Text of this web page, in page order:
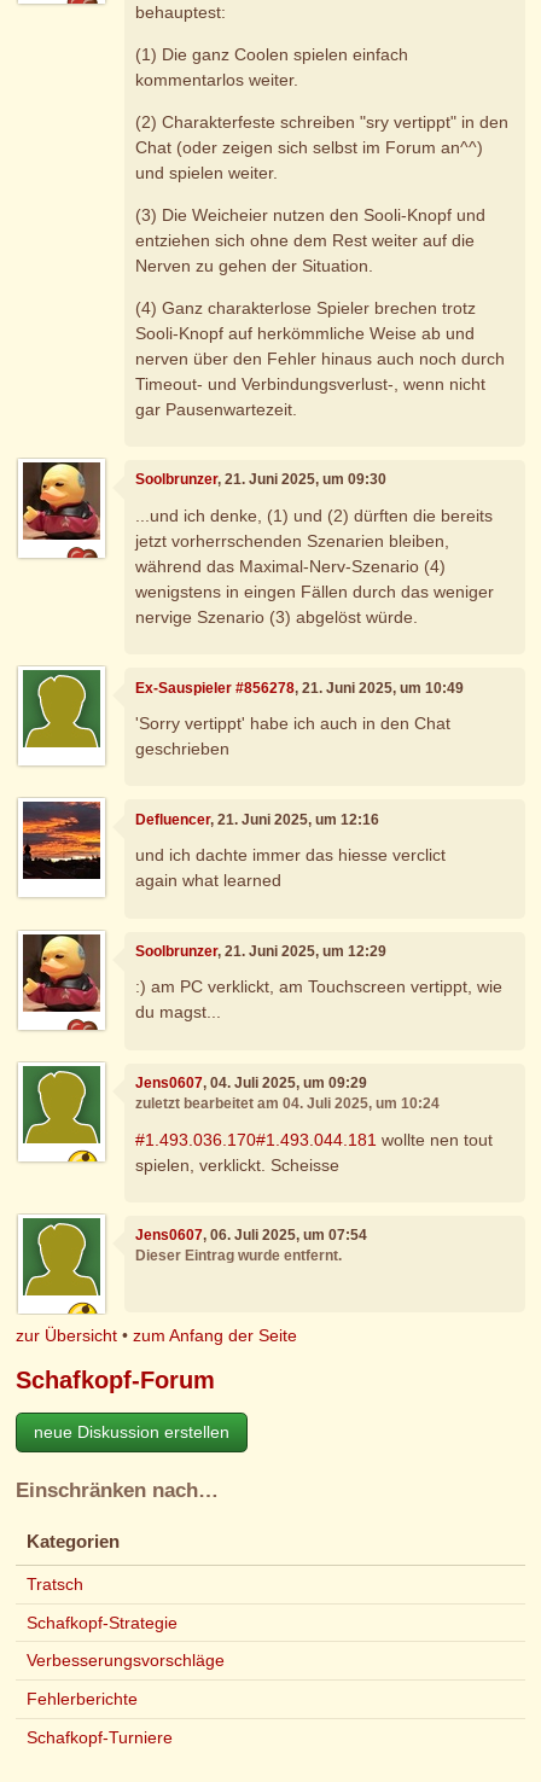
behauptest:
(1) Die ganz Coolen spielen einfach
kommentarlos weiter.
(2) Charakterfeste schreiben "sry vertippt" in den
Chat (oder zeigen sich selbst im Forum an^^)
und spielen weiter.
(3) Die Weicheier nutzen den Sooli-Knopf und
entziehen sich ohne dem Rest weiter auf die
Nerven zu gehen der Situation.
(4) Ganz charakterlose Spieler brechen trotz
Sooli-Knopf auf herkömmliche Weise ab und
nerven über den Fehler hinaus auch noch durch
Timeout- und Verbindungsverlust-, wenn nicht
gar Pausenwartezeit.
Soolbrunzer, 21. Juni 2025, um 09:30
...und ich denke, (1) und (2) dürften die bereits
jetzt vorherrschenden Szenarien bleiben,
während das Maximal-Nerv-Szenario (4)
wenigstens in eingen Fällen durch das weniger
nervige Szenario (3) abgelöst würde.
Ex-Sauspieler #856278, 21. Juni 2025, um 10:49
'Sorry vertippt' habe ich auch in den Chat
geschrieben
Defluencer, 21. Juni 2025, um 12:16
und ich dachte immer das hiesse verclict
again what learned
Soolbrunzer, 21. Juni 2025, um 12:29
:) am PC verklickt, am Touchscreen vertippt, wie
du magst...
Jens0607, 04. Juli 2025, um 09:29
zuletzt bearbeitet am 04. Juli 2025, um 10:24
#1.493.036.170#1.493.044.181 wollte nen tout
spielen, verklickt. Scheisse
Jens0607, 06. Juli 2025, um 07:54
Dieser Eintrag wurde entfernt.
zur Übersicht •zum Anfang der Seite
Schafkopf-Forum
neue Diskussion erstellen
Einschränken nach…
Kategorien
Tratsch
Schafkopf-Strategie
Verbesserungsvorschläge
Fehlerberichte
Schafkopf-Turniere